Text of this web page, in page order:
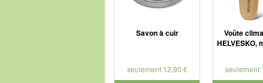
Savon à cuir
seulement 12,90 €
Voûte
HELVESKO,
seulement